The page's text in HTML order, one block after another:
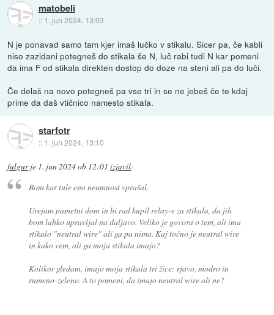
matobeli
:: 1. jun 2024, 13:03
N je ponavad samo tam kjer imaš lučko v stikalu. Sicer pa, če kabli
niso zazidani potegneš do stikala še N, luč rabi tudi N kar pomeni
da ima F od stikala direkten dostop do doze na steni ali pa do luči.
Če delaš na novo potegneš pa vse tri in se ne jebeš če te kdaj
prime da daš vtičnico namesto stikala.
starfotr
:: 1. jun 2024, 13:10
fulgurje 1. jun 2024 ob 12:01 izjavil:
Bom kar tule eno neumnost vprašal.
Urejam pametni dom in bi rad kupil relay-e za stikala, da jih
bom lahko upravljal na daljavo. Veliko je govora o tem, ali ima
stikalo "neutral wire" ali ga pa nima. Kaj točno je neutral wire
in kako vem, ali ga moja stikala imajo?
Kolikor gledam, imajo moja stikala tri žice: rjavo, modro in
rumeno-zeleno. A to pomeni, da imajo neutral wire ali ne?